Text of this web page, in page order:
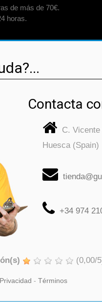
de más de 70€.
horas.
Contacta
C. Vicente
Huesca (Spain)
+34 974
(0,00/5
Privacidad - Términos